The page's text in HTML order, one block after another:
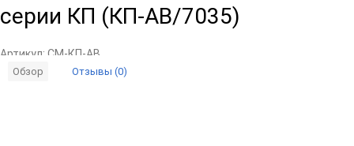
серии КП (КП-АВ/7035)
Артикул: CM-КП-АВ
Обзор Отзывы (0)